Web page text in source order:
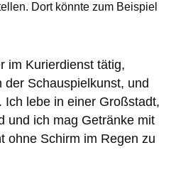
Dort könnte zum Beispiel
im Kurierdienst tätig,
Schauspielkunst, und
Ich lebe in einer Großstadt,
und ich mag Getränke mit
ohne Schirm im Regen zu